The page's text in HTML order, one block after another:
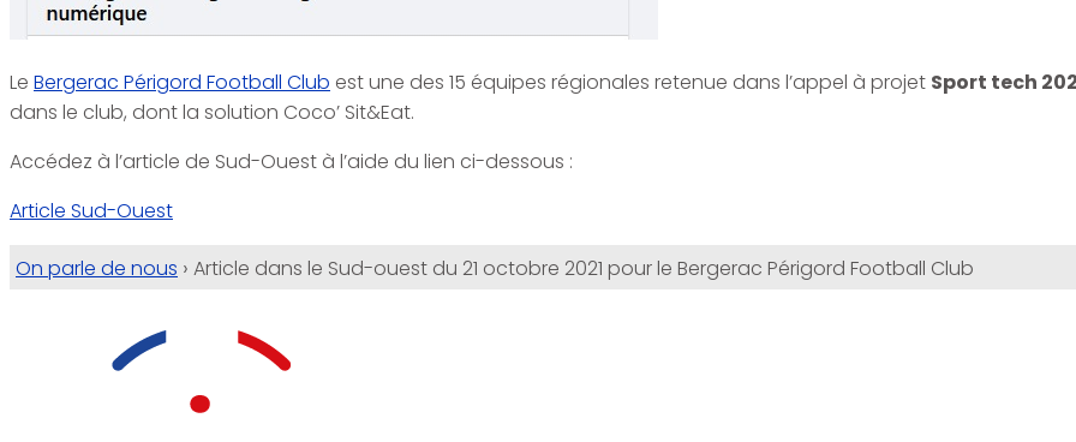
Le Bergerac Périgord Football Club est une des 15 équipes régionales retenue dans l’appel à projet Sport tech
dans le club, dont la solution Coco’ Sit&Eat.
Accédez à l’article de Sud-Ouest à l’aide du lien ci-dessous :
Article Sud-Ouest
On parle de nous › Article dans le Sud-ouest du 21 octobre 2021 pour le Bergerac Périgord Football Club